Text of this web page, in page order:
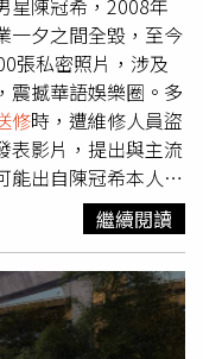
一夕之間全毀，至今
張私密照片，涉及
震撼華語娛樂圈。多
修時，遭維修人員盜
表影片，提出與主流
能出自陳冠希本人的
「王晶笑看江湖」中
大量電腦檔案中迅速
事先透露路徑或檔
推測，很可能是陳冠
炫耀交往過的女明
看。隨著消息在圈
繼續閱讀